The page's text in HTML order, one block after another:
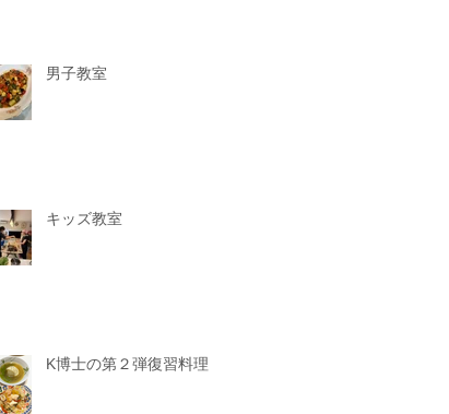
男子教室
キッズ教室
K博士の第２弾復習料理